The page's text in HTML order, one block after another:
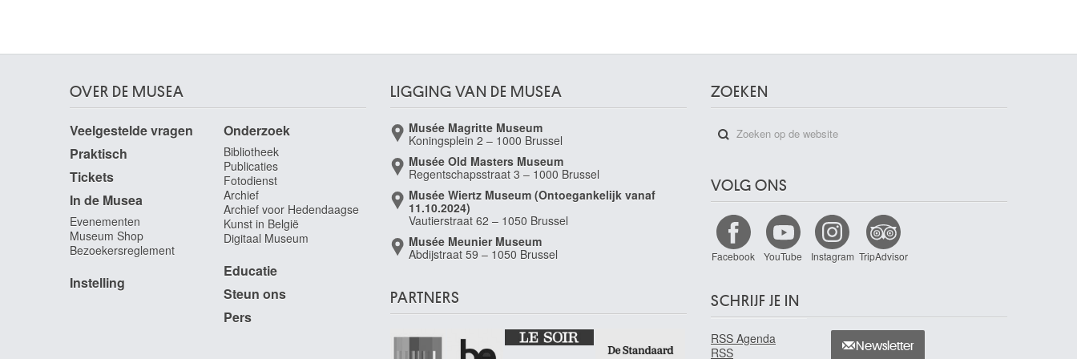
Parijs (Frankrijk) 1856 - 1923
Flanagan Barry
Prestatyn (Wales, Verenigd Koninkrijk) 1941 -
New York, New York (Verenigde Staten) 1933 -
Wainscott, New York (Verenigde Staten) 1996
Olmütz (Tsjechië) 1566 - Frankfurt am Main,
Hessen (Duitsland) 1638
Fleischhacker Leopold
Felsberg, Hessen (Duitsland) 1882 - Brussel
OVER DE MUSEA
Veelgestelde vragen
Praktisch
Tickets
In de Musea
Evenementen
Museum Shop
Bezoekersreglement
Instelling
Onderzoek
Bibliotheek
Publicaties
Fotodienst
Archief
Archief voor Hedendaagse
Kunst in België
Digitaal Museum
Educatie
Steun ons
Pers
LIGGING VAN DE MUSEA
Musée Magritte Museum
Koningsplein 2 – 1000 Brussel
Musée Old Masters Museum
Regentschapsstraat 3 – 1000 Brussel
Musée Wiertz Museum (Ontoegankelijk vanaf
11.10.2024)
Vautierstraat 62 – 1050 Brussel
Musée Meunier Museum
Abdijstraat 59 – 1050 Brussel
PARTNERS
ZOEKEN
VOLG ONS
Facebook YouTube Instagram TripAdvisor
SCHRIJF JE IN
RSS Agenda
RSS
Newsletter